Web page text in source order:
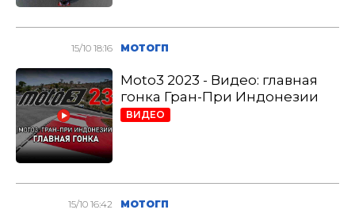
15/10 18:16 МОТОГП
Moto3 2023 - Видео: главная
гонка Гран-При Индонезии
ВИДЕО
15/10 16:42 МОТОГП